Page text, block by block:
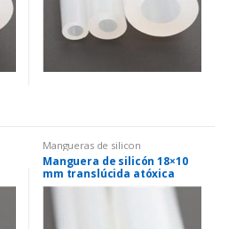
Mangueras de silicon
Manguera de silicón 18×10
mm translúcida atóxica